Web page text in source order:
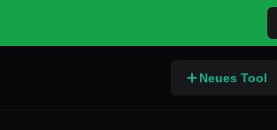
Neues Tool